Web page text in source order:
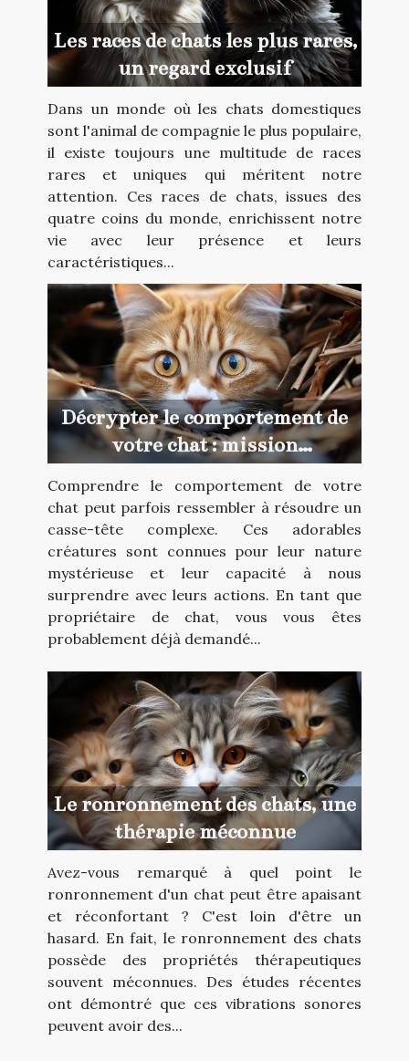
Les races de chats les plus rares,
un regard exclusif
Dans un monde où les chats domestiques
sont l'animal de compagnie le plus populaire,
il existe toujours une multitude de races
rares et uniques qui méritent notre
attention. Ces races de chats, issues des
quatre coins du monde, enrichissent notre
vie avec leur présence et leurs
caractéristiques...
Décrypter le comportement de
votre chat : mission
impossible?
Comprendre le comportement de votre
chat peut parfois ressembler à résoudre un
casse-tête complexe. Ces adorables
créatures sont connues pour leur nature
mystérieuse et leur capacité à nous
surprendre avec leurs actions. En tant que
propriétaire de chat, vous vous êtes
probablement déjà demandé...
Le ronronnement des chats, une
thérapie méconnue
Avez-vous remarqué à quel point le
ronronnement d'un chat peut être apaisant
et réconfortant ? C'est loin d'être un
hasard. En fait, le ronronnement des chats
possède des propriétés thérapeutiques
souvent méconnues. Des études récentes
ont démontré que ces vibrations sonores
peuvent avoir des...